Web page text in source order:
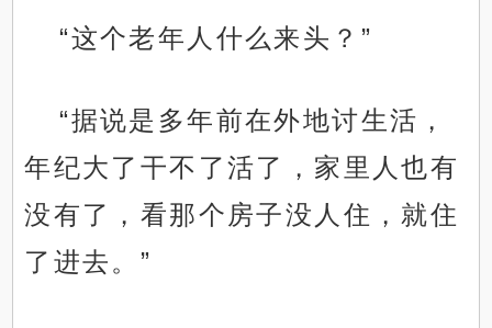
“这个老年人什么来头？”
“据说是多年前在外地讨生活，
年纪大了干不了活了，家里人也有
没有了，看那个房子没人住，就住
了进去。”